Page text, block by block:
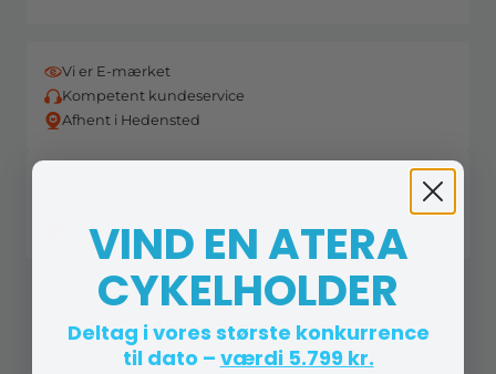
Vi er E-mærket
Kompetent kundeservice
Afhent i Hedensted
Danskejet, dansk lager og dansk kundeservice
Andre købte også
VIND EN ATERA
CYKELHOLDER
Deltag i vores største konkurrence
til dato – værdi 5.799 kr.